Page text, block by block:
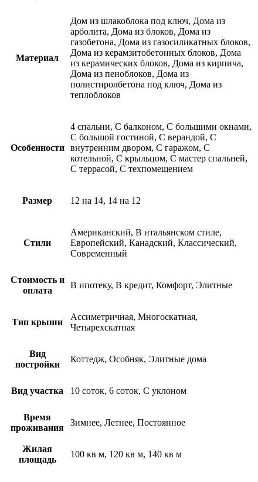
Материал
Дом из шлакоблока под ключ, Дома из
арболита, Дома из блоков, Дома из
газобетона, Дома из газосиликатных блоков,
Дома из керамзитобетонных блоков, Дома
из керамических блоков, Дома из кирпича,
Дома из пеноблоков, Дома из
полистиролбетона под ключ, Дома из
теплоблоков
Особенности
4 спальни, С балконом, С большими окнами,
С большой гостиной, С верандой, С
внутренним двором, С гаражом, С
котельной, С крыльцом, С мастер спальней,
С террасой, С техпомещением
Размер 12 на 14, 14 на 12
Стили
Американский, В итальянском стиле,
Европейский, Канадский, Классический,
Современный
Стоимость и
оплата
В ипотеку, В кредит, Комфорт, Элитные
Тип крыши
Ассиметричная, Многоскатная,
Четырехскатная
Вид
постройки
Коттедж, Особняк, Элитные дома
Вид участка 10 соток, 6 соток, С уклоном
Время
проживания
Зимнее, Летнее, Постоянное
Жилая
площадь
100 кв м, 120 кв м, 140 кв м